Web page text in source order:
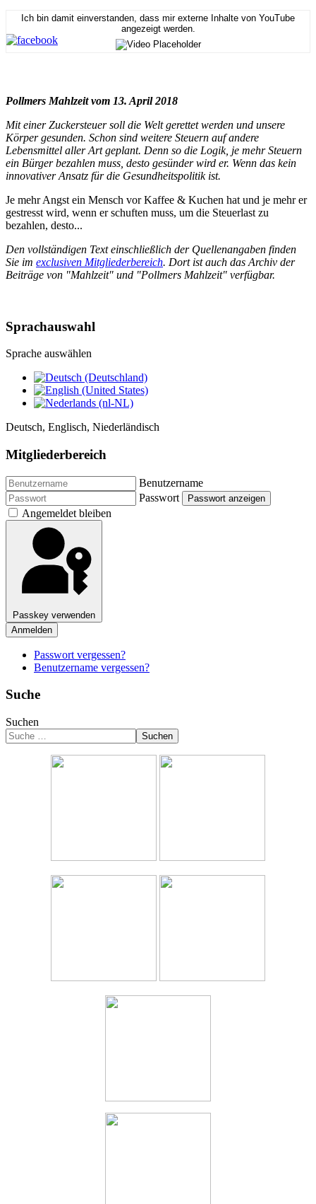
Ich bin damit einverstanden, dass mir externe Inhalte von YouTube
angezeigt werden.
Pollmers Mahlzeit vom 13. April 2018
Mit einer Zuckersteuer soll die Welt gerettet werden und unsere
Körper gesunden. Schon sind weitere Steuern auf andere
Lebensmittel aller Art geplant. Denn so die Logik, je mehr Steuern
ein Bürger bezahlen muss, desto gesünder wird er. Wenn das kein
innovativer Ansatz für die Gesundheitspolitik ist.
Je mehr Angst ein Mensch vor Kaffee & Kuchen hat und je mehr er
gestresst wird, wenn er schuften muss, um die Steuerlast zu
bezahlen, desto...
Den vollständigen Text einschließlich der Quellenangaben finden
Sie im exclusiven Mitgliederbereich. Dort ist auch das Archiv der
Beiträge von "Mahlzeit" und "Pollmers Mahlzeit" verfügbar.
Sprachauswahl
Sprache auswählen
Deutsch, Englisch, Niederländisch
Mitgliederbereich
Benutzername
Passwort
Passwort anzeigen
Angemeldet bleiben
Passkey verwenden
Anmelden
Passwort vergessen?
Benutzername vergessen?
Suche
Suchen
Suchen